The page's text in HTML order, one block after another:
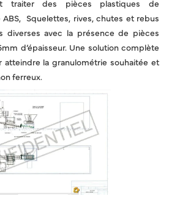
traiter des pièces plastiques de
Squelettes, rives, chutes et rebus
diverses avec la présence de pièces
d’épaisseur. Une solution complète
la granulométrie souhaitée et
ferreux.